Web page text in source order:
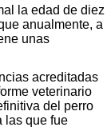
la edad de diez
anualmente, a
unas
acreditadas
veterinario
del perro
las que fue